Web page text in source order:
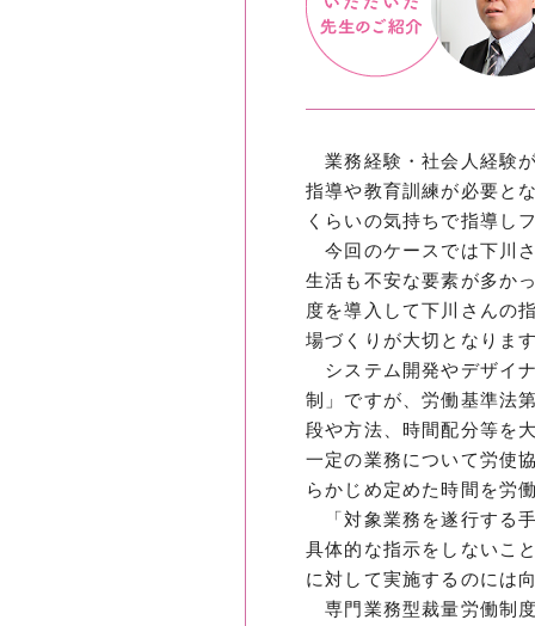
業務経験・社会人経験
指導や教育訓練が必要と
くらいの気持ちで指導し
今回のケースでは下川
生活も不安な要素が多か
度を導入して下川さんの
場づくりが大切となりま
システム開発やデザイ
制」ですが、労働基準法
段や方法、時間配分等を
一定の業務について労使
らかじめ定めた時間を労
「対象業務を遂行する
具体的な指示をしないこ
に対して実施するのには
専門業務型裁量労働制